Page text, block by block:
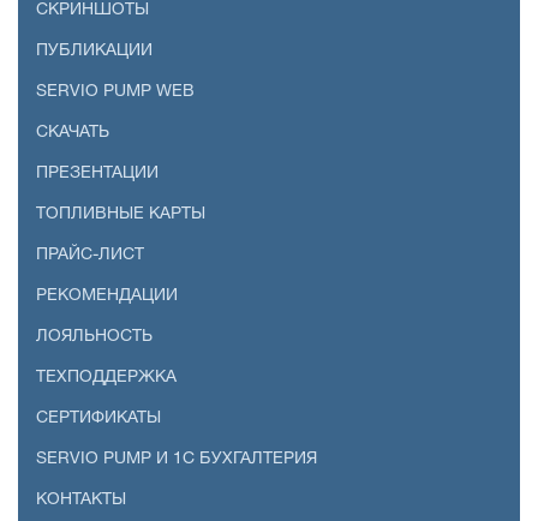
СКРИНШОТЫ
ПУБЛИКАЦИИ
SERVIO PUMP WEB
СКАЧАТЬ
ПРЕЗЕНТАЦИИ
ТОПЛИВНЫЕ КАРТЫ
ПРАЙС-ЛИСТ
РЕКОМЕНДАЦИИ
ЛОЯЛЬНОСТЬ
ТЕХПОДДЕРЖКА
СЕРТИФИКАТЫ
SERVIO PUMP И 1С БУХГАЛТЕРИЯ
КОНТАКТЫ